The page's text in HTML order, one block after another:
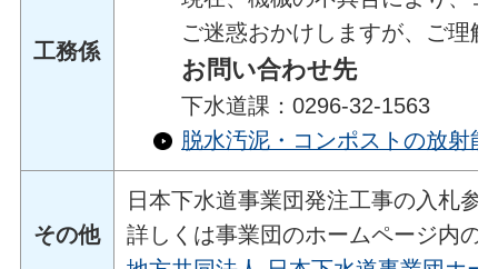
工務係
ご迷惑おかけしますが、ご理
お問い合わせ先
下水道課：0296-32-1563
脱水汚泥・コンポストの放射
その他
日本下水道事業団発注工事の入札参
詳しくは事業団のホームページ内の